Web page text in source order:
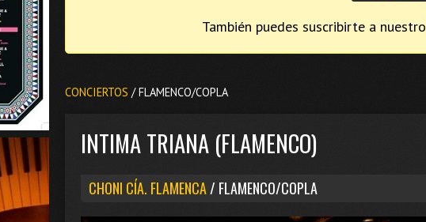
También puedes suscribirte a nuestro
CONCIERTOS / FLAMENCO/COPLA
INTIMA TRIANA (FLAMENCO)
CHONI CÍA. FLAMENCA/ FLAMENCO/COPLA